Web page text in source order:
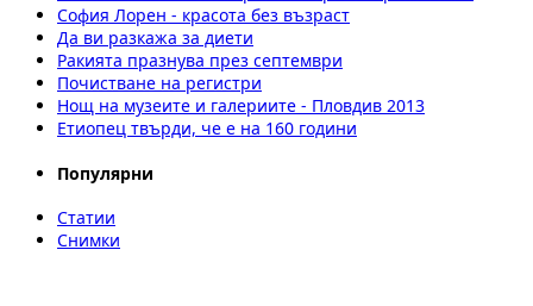
София Лорен - красота без възраст
Да ви разкажа за диети
Ракията празнува през септември
Почистване на регистри
Нощ на музеите и галериите - Пловдив 2013
Етиопец твърди, че е на 160 години
Популярни
Статии
Снимки